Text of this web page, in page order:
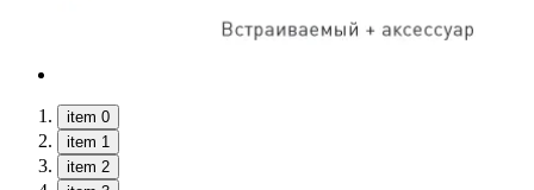
item 0
item 1
item 2